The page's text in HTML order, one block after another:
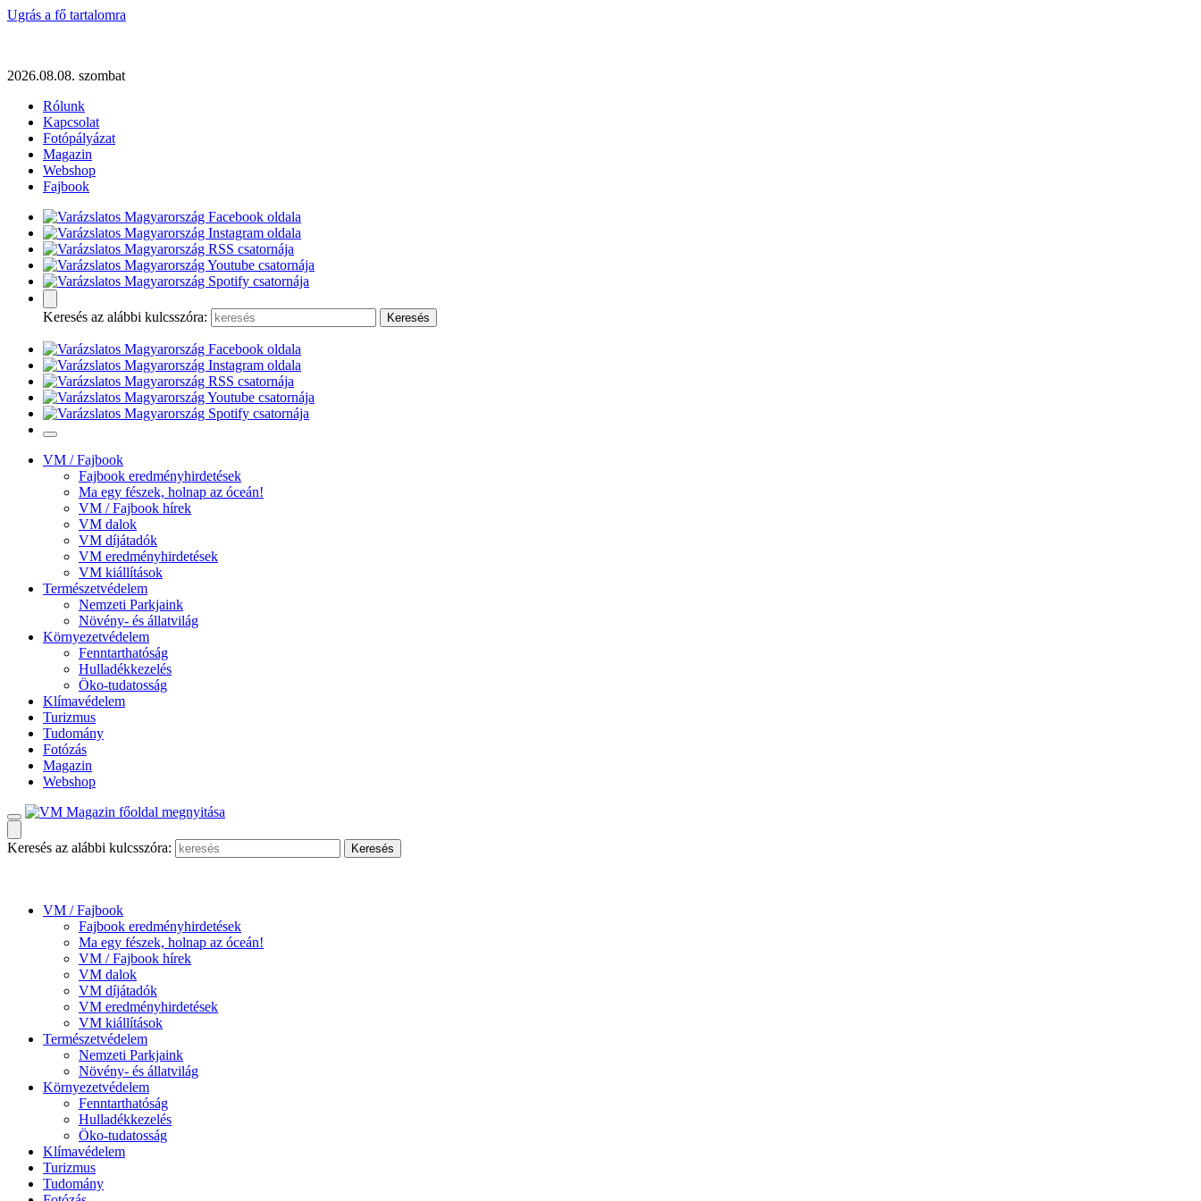
Ugrás a fő tartalomra
2026.08.08. szombat
Rólunk
Kapcsolat
Fotópályázat
Magazin
Webshop
Fajbook
Keresés az alábbi kulcsszóra:
VM / Fajbook
Fajbook eredményhirdetések
Ma egy fészek, holnap az óceán!
VM / Fajbook hírek
VM dalok
VM díjátadók
VM eredményhirdetések
VM kiállítások
Természetvédelem
Nemzeti Parkjaink
Növény- és állatvilág
Környezetvédelem
Fenntarthatóság
Hulladékkezelés
Öko-tudatosság
Klímavédelem
Turizmus
Tudomány
Fotózás
Magazin
Webshop
Keresés az alábbi kulcsszóra:
VM / Fajbook
Fajbook eredményhirdetések
Ma egy fészek, holnap az óceán!
VM / Fajbook hírek
VM dalok
VM díjátadók
VM eredményhirdetések
VM kiállítások
Természetvédelem
Nemzeti Parkjaink
Növény- és állatvilág
Környezetvédelem
Fenntarthatóság
Hulladékkezelés
Öko-tudatosság
Klímavédelem
Turizmus
Tudomány